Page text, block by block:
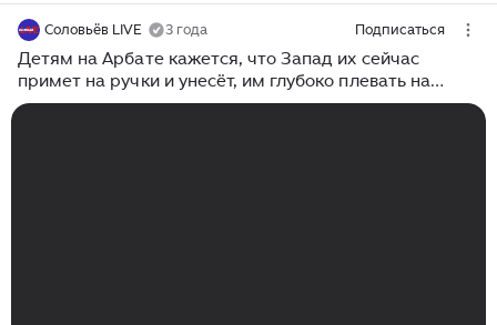
Соловьёв LIVE 3 года Подписаться
Детям на Арбате кажется, что Запад их сейчас
примет на ручки и унесёт, им глубоко плевать на
ужасы жителей Донбасса